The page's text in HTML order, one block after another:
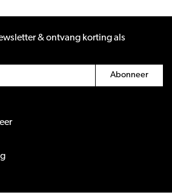
& ontvang korting als
Abonneer